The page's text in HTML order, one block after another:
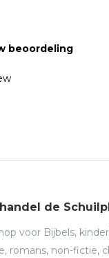
beoordeling
de
voor Bijbels,
romans, non-fictie,